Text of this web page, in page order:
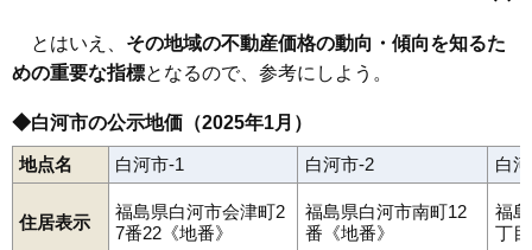
84 道東 3.4万円 517万円 -7.4%
85 大信田園町府 3.3万円 337万円
87 瀬戸原 3.3万円
88 本沼 259万円 -14.4%
白坂 3.2万円 277万円 -14.2%
十文字 657万円 -6.6%
とはいえ、 その地域の不動産価格の動向・傾向を知るた
めの重要な指標となるので、参考にしよう。
◆白河市の公示地価（2025年1月）
地点名 白河市-1 白河市-2 白
住居表示
福島県白河市会津町2
7番22《地番》
福島県白河市南町12
番《地番》
福
丁
大信中新城大信町屋高山高山西田島立石立石山田町鶴巻山
手代町 寺小路 天神町道場小路豊地中島中田 中野山中町
中山南南湖西大沼西三坂西三坂山旗宿八竜神葉ノ木平
豊年松並真舟みさか 道東南登り町 南真舟
文珠山弥次郎窪結城 横町四ツ谷米村道北
十三原道上
久田野駅